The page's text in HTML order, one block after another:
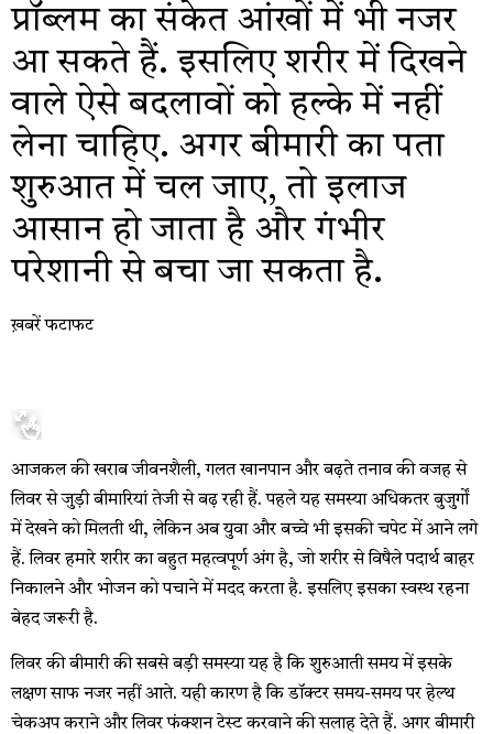
प्रॉब्लम का संकेत आंखों में भी नजर
आ सकते हैं. इसलिए शरीर में दिखने
वाले ऐसे बदलावों को हल्के में नहीं
लेना चाहिए. अगर बीमारी का पता
शुरुआत में चल जाए, तो इलाज
आसान हो जाता है और गंभीर
परेशानी से बचा जा सकता है.
ख़बरें फटाफट
आजकल की खराब जीवनशैली, गलत खानपान और बढ़ते तनाव की वजह से
लिवर से जुड़ी बीमारियां तेजी से बढ़ रही हैं. पहले यह समस्या अधिकतर बुजुर्गों
में देखने को मिलती थी, लेकिन अब युवा और बच्चे भी इसकी चपेट में आने लगे
हैं. लिवर हमारे शरीर का बहुत महत्वपूर्ण अंग है, जो शरीर से विषैले पदार्थ बाहर
निकालने और भोजन को पचाने में मदद करता है. इसलिए इसका स्वस्थ रहना
बेहद जरूरी है.
लिवर की बीमारी की सबसे बड़ी समस्या यह है कि शुरुआती समय में इसके
लक्षण साफ नजर नहीं आते. यही कारण है कि डॉक्टर समय-समय पर हेल्थ
चेकअप कराने और लिवर फंक्शन टेस्ट करवाने की सलाह देते हैं. अगर बीमारी